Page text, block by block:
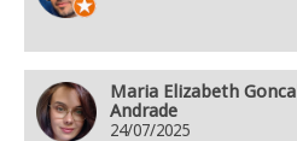
Maria Elizabeth
Andrade
24/07/2025